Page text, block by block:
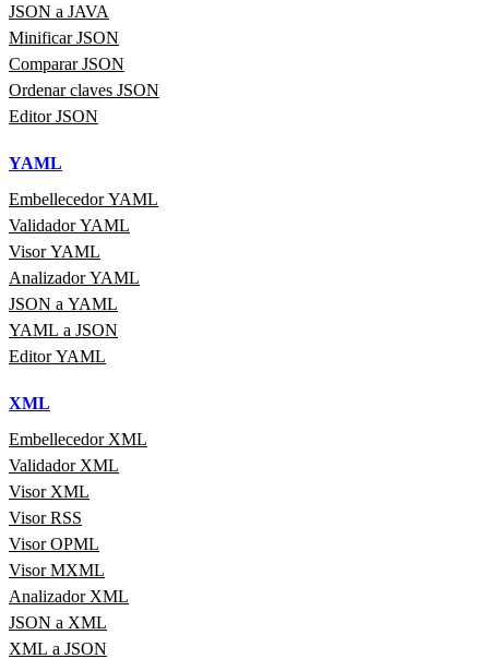
JSON a JAVA
Minificar JSON
Comparar JSON
Ordenar claves JSON
Editor JSON
YAML
Embellecedor YAML
Validador YAML
Visor YAML
Analizador YAML
JSON a YAML
YAML a JSON
Editor YAML
XML
Embellecedor XML
Validador XML
Visor XML
Visor RSS
Visor OPML
Visor MXML
Analizador XML
JSON a XML
XML a JSON